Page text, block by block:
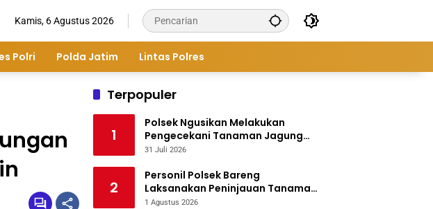
Kamis, 6 Agustus 2026
Polri Polda Jatim Lintas Polres
Terpopuler
1
Polsek Ngusikan Melakukan
Pengecekani Tanaman Jagung
Bantuan Dinas Pertanian melalui
31 Juli 2026
2
Personil Polsek Bareng
Laksanakan Peninjauan Tanaman
Jagung Dukung Program
1 Agustus 2026